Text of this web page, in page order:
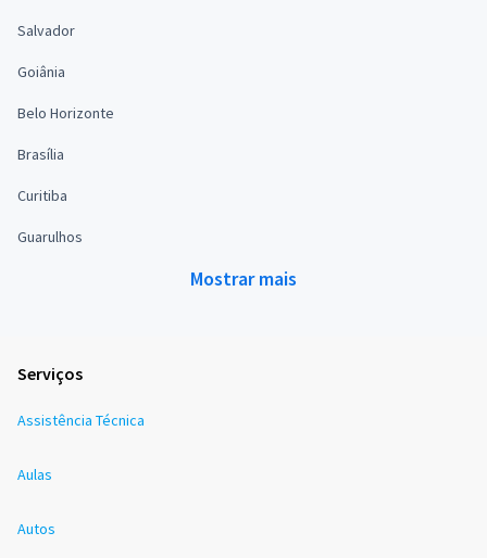
Salvador
Goiânia
Belo Horizonte
Brasília
Curitiba
Guarulhos
Mostrar mais
Serviços
Assistência Técnica
Aulas
Autos